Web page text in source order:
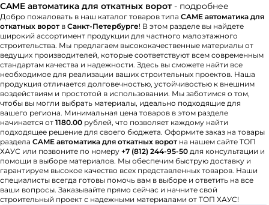
CAME автоматика для откатных ворот- подробнее
Добро пожаловать в наш каталог товаров типа CAME автоматика для
откатных ворот в Санкт-Петербурге! В этом разделе вы найдете
широкий ассортимент продукции для частного малоэтажного
строительства. Мы предлагаем высококачественные материалы от
ведущих производителей, которые соответствуют всем современным
стандартам качества и надежности. Здесь вы сможете найти все
необходимое для реализации ваших строительных проектов. Наша
продукция отличается долговечностью, устойчивостью к внешним
воздействиям и простотой в использовании. Мы заботимся о том,
чтобы вы могли выбрать материалы, идеально подходящие для
вашего региона. Минимальная цена товаров в этом разделе
начинается от 1180.00 рублей, что позволяет каждому найти
подходящее решение для своего бюджета. Оформите заказ на товары
раздела CAME автоматика для откатных ворот на нашем сайте ТОП
ХАУС или позвоните по номеру +7 (812) 244-95-50 для консультации и
помощи в выборе материалов. Мы обеспечим быструю доставку и
гарантируем высокое качество всех представленных товаров. Наши
специалисты всегда готовы помочь вам в выборе и ответить на все
ваши вопросы. Заказывайте прямо сейчас и начните свой
строительный проект с надежными материалами от ТОП ХАУС!